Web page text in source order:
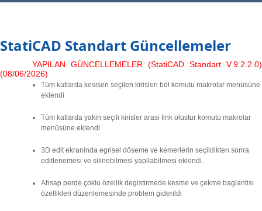
StatiCAD Standart Güncellemeler
YAPILAN GÜNCELLEMELER (StatiCAD Standart V.9.2.2.0)
(08/06/2026)
Tüm katlarda kesisen seçilen kirisleri böl komutu makrolar menüsüne
eklendi
Tüm katlarda yakin seçili kirisler arasi link olustur komutu makrolar
menüsüne eklendi
3D edit ekraninda egrisel döseme ve kemerlerin seçildikten sonra
editlenemesi ve silinebilmesi yapilabilmesi eklendi.
Ahsap perde çoklu özellik degistirmede kesme ve çekme baglantisi
özellikleri düzenlemesinde problem giderildi